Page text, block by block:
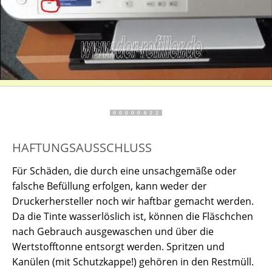
HAFTUNGSAUSSCHLUSS
Für Schäden, die durch eine unsachgemäße oder
falsche Befüllung erfolgen, kann weder der
Druckerhersteller noch wir haftbar gemacht werden.
Da die Tinte wasserlöslich ist, können die Fläschchen
nach Gebrauch ausgewaschen und über die
Wertstofftonne entsorgt werden. Spritzen und
Kanülen (mit Schutzkappe!) gehören in den Restmüll.